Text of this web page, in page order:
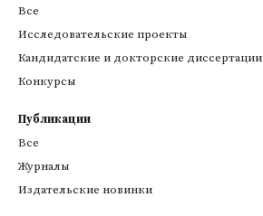
Все
Исследовательские проекты
Кандидатские и докторские диссертации
Конкурсы
Публикации
Все
Журналы
Издательские новинки